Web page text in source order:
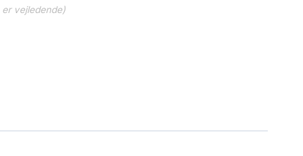
vejledende)